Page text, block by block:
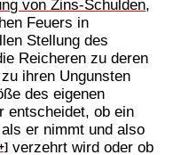
von Zins-Schulden,
Feuers in
Stellung des
Reicheren zu deren
ihren Ungunsten
des eigenen
entscheidet, ob ein
er nimmt und also
verzehrt wird oder ob